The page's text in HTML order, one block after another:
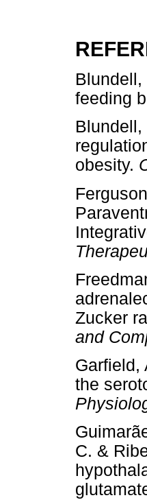
feeding
obesity.
Zucker
and
Garfield,
the
C. &